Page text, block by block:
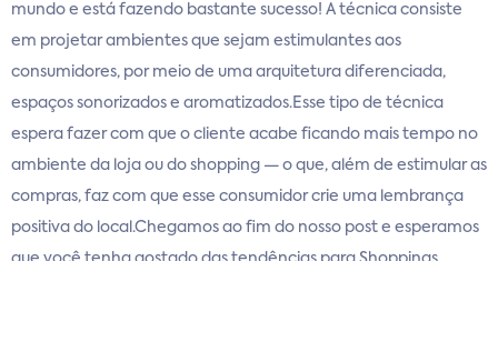
mundo e está fazendo bastante sucesso! A técnica consiste
em projetar ambientes que sejam estimulantes aos
consumidores, por meio de uma arquitetura diferenciada,
espaços sonorizados e aromatizados.Esse tipo de técnica
espera fazer com que o cliente acabe ficando mais tempo no
ambiente da loja ou do shopping — o que, além de estimular as
compras, faz com que esse consumidor crie uma lembrança
positiva do local.Chegamos ao fim do nosso post e esperamos
que você tenha gostado das tendências para Shoppings